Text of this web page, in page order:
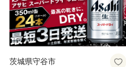
茨城県守谷市